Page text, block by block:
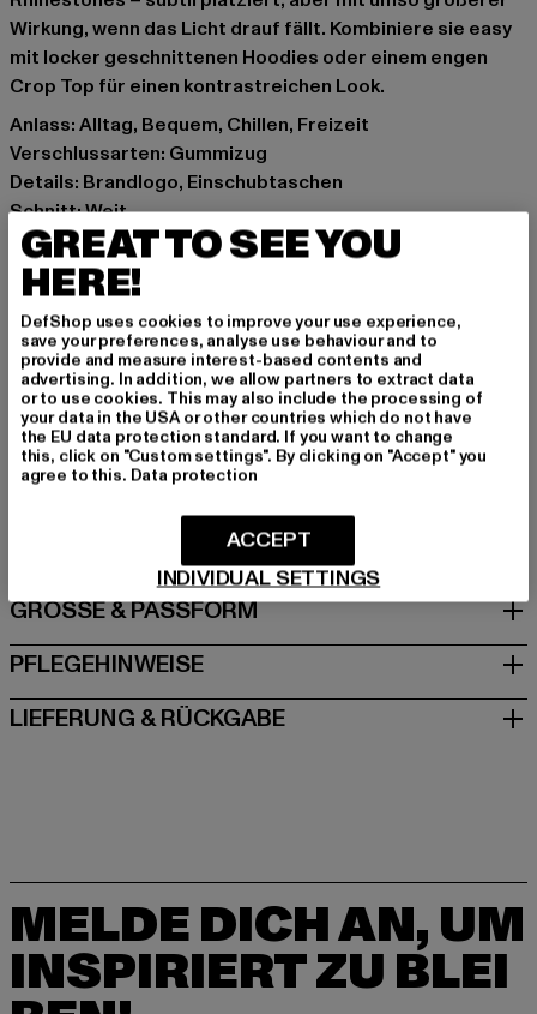
Wirkung, wenn das Licht drauf fällt. Kombiniere sie easy
mit locker geschnittenen Hoodies oder einem engen
Crop Top für einen kontrastreichen Look.
Anlass: Alltag, Bequem, Chillen, Freizeit
Verschlussarten: Gummizug
Details: Brandlogo, Einschubtaschen
Schnitt: Weit
Marke: Felicious
Kat.: Trousers - Sweat
Farbe: schwarz
Hersteller Farbe: black
Materialzusammensetzung: 65% Baumwolle, 35%
Polyester
Art.Nr: PD00001256-00007
Hersteller: Urban Styles Agency GmbH & Co. KG |
Schanzenstraße 41 | 51063 Köln | DE
GRÖSSE & PASSFORM
PFLEGEHINWEISE
LIEFERUNG & RÜCKGABE
MELDE DICH AN, UM
INSPIRIERT ZU BLEI
GREAT TO SEE YOU
HERE!
DefShop uses cookies to improve your use experience,
save your preferences, analyse use behaviour and to
provide and measure interest-based contents and
advertising. In addition, we allow partners to extract data
or to use cookies. This may also include the processing of
your data in the USA or other countries which do not have
the EU data protection standard. If you want to change
this, click on "Custom settings". By clicking on "Accept" you
agree to this. Data protection
INDIVIDUAL SETTINGS
ACCEPT